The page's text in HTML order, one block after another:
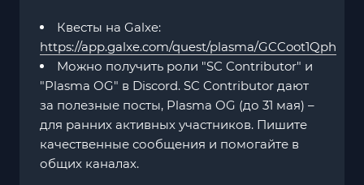
Квесты на Galxe:
https://app.galxe.com/quest/plasma/GCCoot1Qph
Можно получить роли "SC Contributor" и
"Plasma OG" в Discord. SC Contributor дают
за полезные посты, Plasma OG (до 31 мая) –
для ранних активных участников. Пишите
качественные сообщения и помогайте в
общих каналах.